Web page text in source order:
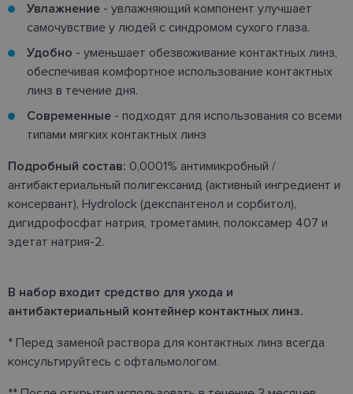
Увлажнение - увлажняющий компонент улучшает
самочувствие у людей с синдромом сухого глаза.
Удобно - уменьшает обезвоживание контактных линз,
обеспечивая комфортное использование контактных
линз в течение дня.
Современные - подходят для использования со всеми
типами мягких контактных линз
Подробный состав: 0,0001% антимикробный /
антибактериальный полигексанид (активный ингредиент и
консервант), Hydrolock (декспантенол и сорбитол),
дигидрофосфат натрия, трометамин, полоксамер 407 и
эдетат натрия-2.
В набор входит средство для ухода и
антибактериальный контейнер контактных линз.
* Перед заменой раствора для контактных линз всегда
консультируйтесь с офтальмологом.